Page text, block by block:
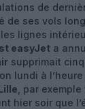
de
de ses vols
lignes
easyJet a
supprimait
lundi à
, par
hier soir que